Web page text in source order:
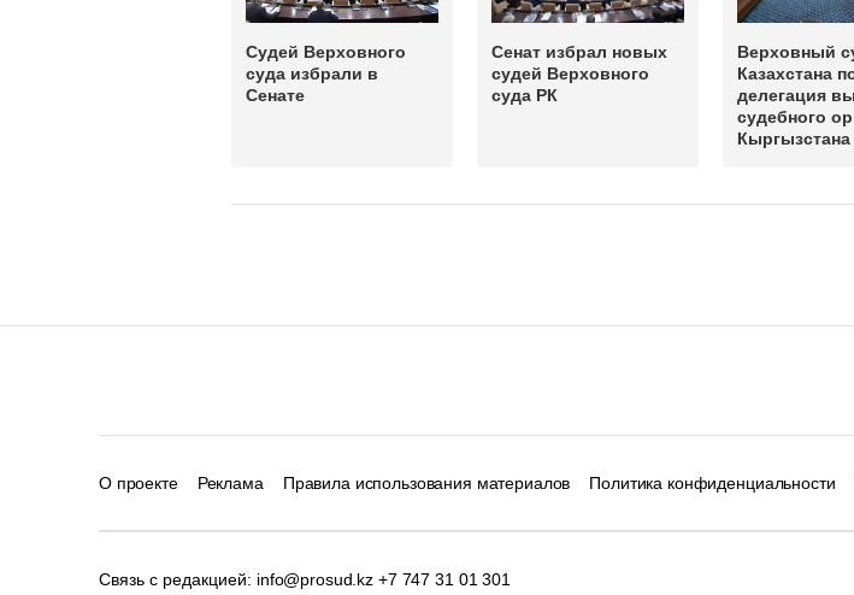
Судей Верховного
суда избрали в
Сенате
Сенат избрал новых
судей Верховного
суда РК
Верховный
Казахстана
делегация
судебного
Кыргызстана
О проекте Реклама Правила использования материалов Политика конфиденциальности
Связь с редакцией: info@prosud.kz +7 747 31 01 301